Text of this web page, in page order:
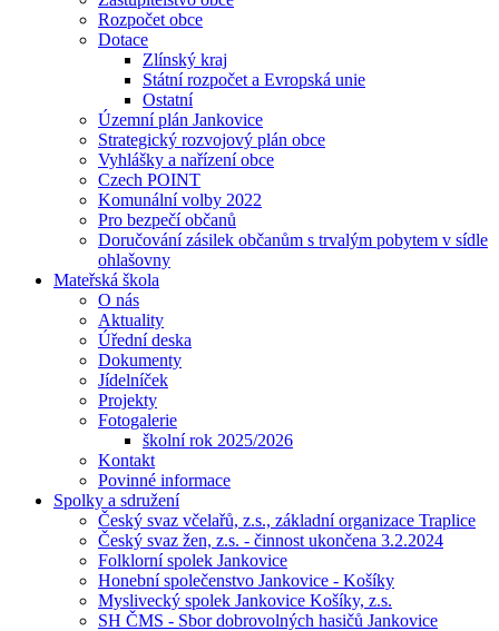
Rozpočet obce
Dotace
Zlínský kraj
Státní rozpočet a Evropská unie
Ostatní
Územní plán Jankovice
Strategický rozvojový plán obce
Vyhlášky a nařízení obce
Czech POINT
Komunální volby 2022
Pro bezpečí občanů
Doručování zásilek občanům s trvalým pobytem v sídle
ohlašovny
Mateřská škola
O nás
Aktuality
Úřední deska
Dokumenty
Jídelníček
Projekty
Fotogalerie
školní rok 2025/2026
Kontakt
Povinné informace
Spolky a sdružení
Český svaz včelařů, z.s., základní organizace Traplice
Český svaz žen, z.s. - činnost ukončena 3.2.2024
Folklorní spolek Jankovice
Honební společenstvo Jankovice - Košíky
Myslivecký spolek Jankovice Košíky, z.s.
SH ČMS - Sbor dobrovolných hasičů Jankovice